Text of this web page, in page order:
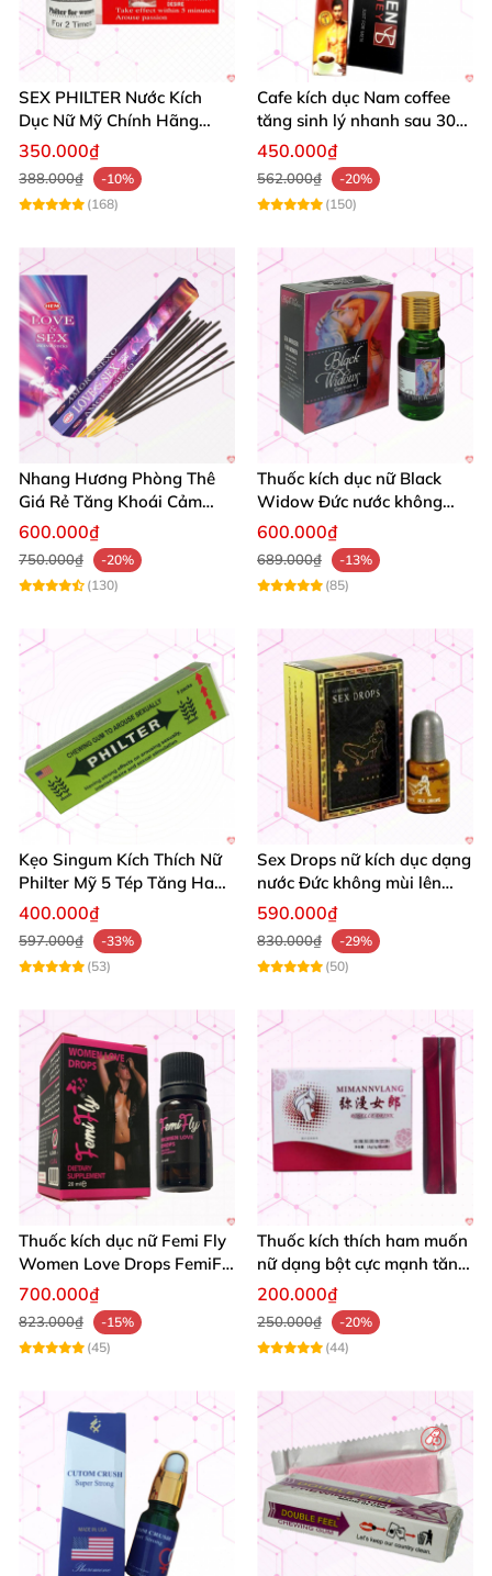
SEX PHILTER Nước Kích
Dục Nữ Mỹ Chính Hãng
Tăng Ham Muốn
350.000₫
388.000₫
-10%
(168)
Cafe kích dục Nam coffee
tăng sinh lý nhanh sau 30
phút hiệu quả
450.000₫
562.000₫
-20%
(150)
Nhang Hương Phòng Thê
Giá Rẻ Tăng Khoái Cảm
Nhanh Chóng
600.000₫
750.000₫
-20%
(130)
Thuốc kích dục nữ Black
Widow Đức nước không
mùi mạnh hiệu quả giá tốt
600.000₫
689.000₫
-13%
(85)
Kẹo Singum Kích Thích Nữ
Philter Mỹ 5 Tép Tăng Ham
Muốn Gợi Tình
400.000₫
597.000₫
-33%
(53)
Sex Drops nữ kích dục dạng
nước Đức không mùi lên
đỉnh nhanh
590.000₫
830.000₫
-29%
(50)
Thuốc kích dục nữ Femi Fly
Women Love Drops FemiFly
chính hãng cực mạnh
700.000₫
823.000₫
-15%
(45)
Thuốc kích thích ham muốn
nữ dạng bột cực mạnh tăng
khoái cảm
200.000₫
250.000₫
-20%
(44)